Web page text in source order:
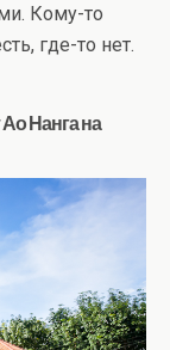
Кому-то
где-то нет.
Нанга на